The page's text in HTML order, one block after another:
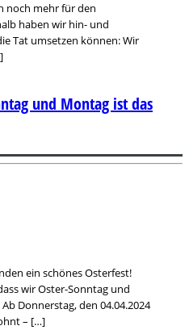
noch mehr für den
haben wir hin- und
Tat umsetzen können: Wir
ein schönes Osterfest!
wir Oster-Sonntag und
Donnerstag, den 04.04.2024
– […]
und Montag ist das